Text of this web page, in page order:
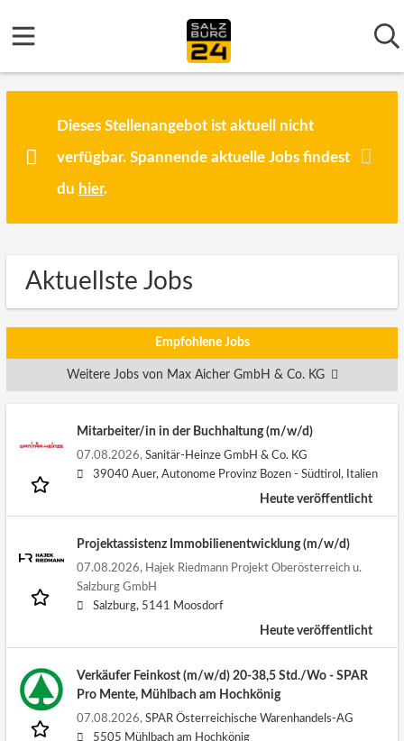
Dieses Stellenangebot ist aktuell nicht
verfügbar. Spannende aktuelle Jobs findest
du hier.
Aktuellste Jobs
Empfohlene Jobs
Weitere Jobs von Max Aicher GmbH & Co. KG
Mitarbeiter/in in der Buchhaltung (m/w/d)
07.08.2026, Sanitär-Heinze GmbH & Co. KG
39040 Auer, Autonome Provinz Bozen - Südtirol, Italien
Heute veröffentlicht
Projektassistenz Immobilienentwicklung (m/w/d)
07.08.2026, Hajek Riedmann Projekt Oberösterreich u.
Salzburg GmbH
Salzburg, 5141 Moosdorf
Heute veröffentlicht
Verkäufer Feinkost (m/w/d) 20-38,5 Std./Wo - SPAR
Pro Mente, Mühlbach am Hochkönig
07.08.2026, SPAR Österreichische Warenhandels-AG
5505 Mühlbach am Hochkönig